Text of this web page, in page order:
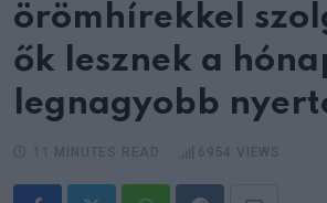
örömhírekkel
ők lesznek a
legnagyobb